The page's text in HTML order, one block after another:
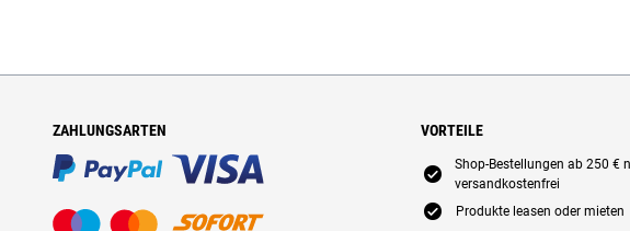
ZAHLUNGSARTEN VORTEILE
E
Shop-Bestellungen ab 250 €
versandkostenfrei
E Produkte leasen oder mieten